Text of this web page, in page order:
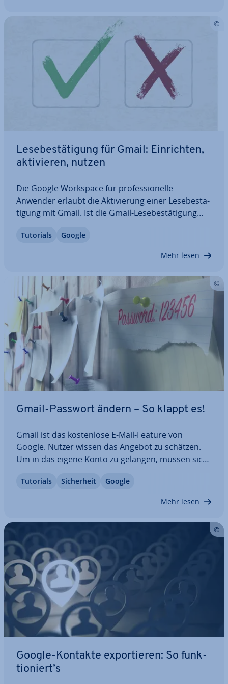
Le­se­be­stä­ti­gung für Gmail: Ein­rich­ten,
ak­ti­vie­ren, nutzen
Die Google Workspace für pro­fes­sio­nel­le
Anwender erlaubt die Ak­ti­vie­rung einer Le­se­be­stä­
ti­gung mit Gmail. Ist die Gmail-Le­se­be­stä­ti­gung
miert, wenn der Empfänger diese geöffnet hat. Die
Tutorials Google
Mehr lesen
Gmail-Passwort ändern – So klappt es!
Gmail ist das kos­ten­lo­se E-Mail-Feature von
Google. Nutzer wissen das Angebot zu schätzen.
Um in das eigene Konto zu gelangen, müssen sich
passiert, wenn man sein Passwort vergisst oder
Tutorials Si­cher­heit Google
Mehr lesen
Google-Kontakte ex­por­tie­ren: So funk­
tio­niert’s